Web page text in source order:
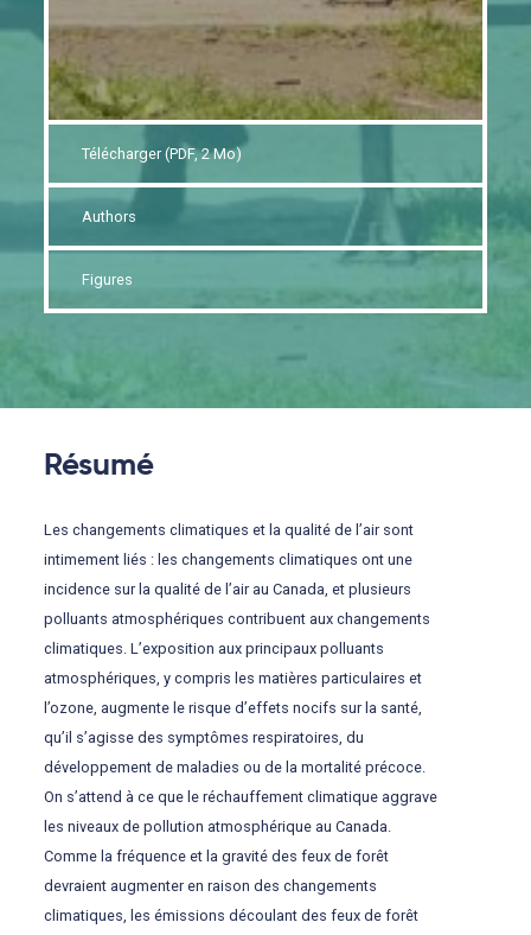
Télécharger (PDF, 2 Mo)
Authors
Figures
Résumé
Les changements climatiques et la qualité de l’air sont
intimement liés : les changements climatiques ont une
incidence sur la qualité de l’air au Canada, et plusieurs
polluants atmosphériques contribuent aux changements
climatiques. L’exposition aux principaux polluants
atmosphériques, y compris les matières particulaires et
l’ozone, augmente le risque d’effets nocifs sur la santé,
qu’il s’agisse des symptômes respiratoires, du
développement de maladies ou de la mortalité précoce.
On s’attend à ce que le réchauffement climatique aggrave
les niveaux de pollution atmosphérique au Canada.
Comme la fréquence et la gravité des feux de forêt
devraient augmenter en raison des changements
climatiques, les émissions découlant des feux de forêt